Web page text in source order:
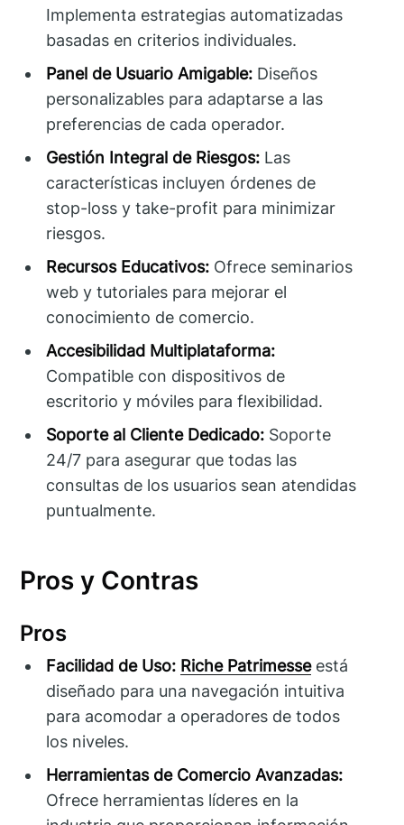
Implementa estrategias automatizadas
basadas en criterios individuales.
Panel de Usuario Amigable: Diseños
personalizables para adaptarse a las
preferencias de cada operador.
Gestión Integral de Riesgos: Las
características incluyen órdenes de
stop-loss y take-profit para minimizar
riesgos.
Recursos Educativos: Ofrece seminarios
web y tutoriales para mejorar el
conocimiento de comercio.
Accesibilidad Multiplataforma:
Compatible con dispositivos de
escritorio y móviles para flexibilidad.
Soporte al Cliente Dedicado: Soporte
24/7 para asegurar que todas las
consultas de los usuarios sean atendidas
puntualmente.
Pros y Contras
Pros
Facilidad de Uso: Riche Patrimesseestá
diseñado para una navegación intuitiva
para acomodar a operadores de todos
los niveles.
Herramientas de Comercio Avanzadas:
Ofrece herramientas líderes en la